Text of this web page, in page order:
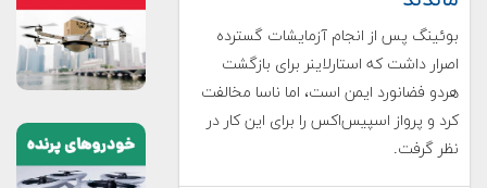
بوئینگ پس از انجام آزمایشات گسترده
اصرار داشت که استارلاینر برای بازگشت
هردو فضانورد ایمن است، اما ناسا مخالفت
کرد و پرواز اسپیس‌اکس را برای این کار در
نظر گرفت.